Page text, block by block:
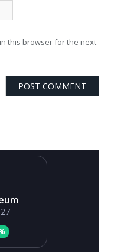
this browser for the next